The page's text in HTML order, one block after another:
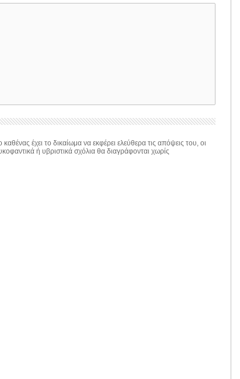
έχει το δικαίωμα να εκφέρει ελεύθερα τις απόψεις του, οι
ή υβριστικά σχόλια θα διαγράφονται χωρίς